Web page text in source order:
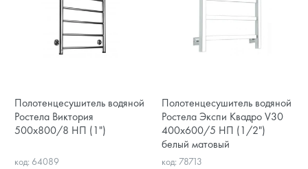
Полотенцесушитель водяной
Ростела Виктория
500х800/8 НП (1")
код: 64089
Полотенцесушитель водяной
Ростела Экспи Квадро V30
400х600/5 НП (1/2")
белый матовый
код: 78713